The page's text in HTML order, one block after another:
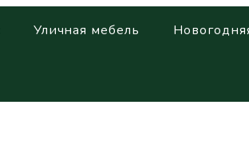
Уличная мебель